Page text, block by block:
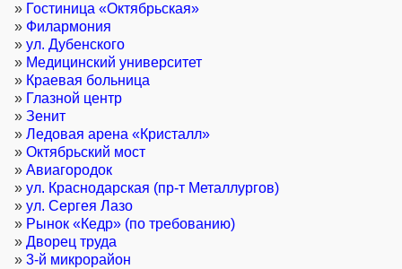
» Гостиница «Октябрьская»
» Филармония
» ул. Дубенского
» Медицинский университет
» Краевая больница
» Глазной центр
» Зенит
» Ледовая арена «Кристалл»
» Октябрьский мост
» Авиагородок
» ул. Краснодарская (пр-т Металлургов)
» ул. Сергея Лазо
» Рынок «Кедр» (по требованию)
» Дворец труда
» 3-й микрорайон